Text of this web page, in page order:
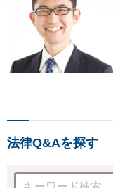
法律Q&Aを探す